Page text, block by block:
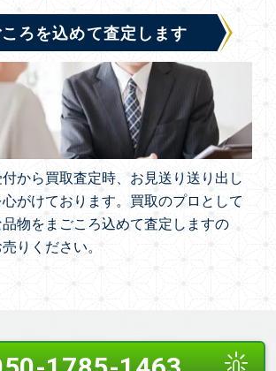
ころを込めて査定します
から買取査定時、お見送り送り出し
がけております。買取のプロとして
物をまごころ込めて査定しますの
りください。